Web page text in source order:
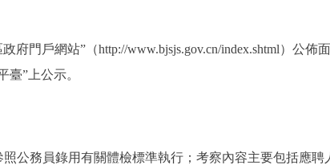
門戶網站”（http://www.bjsjs.gov.cn/index.shtml）公佈
”上公示。
務員錄用有關體檢標準執行；考察內容主要包括應聘